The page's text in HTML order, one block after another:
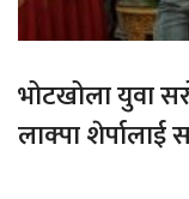
भोटखोला युवा
लाक्पा शेर्पालाई